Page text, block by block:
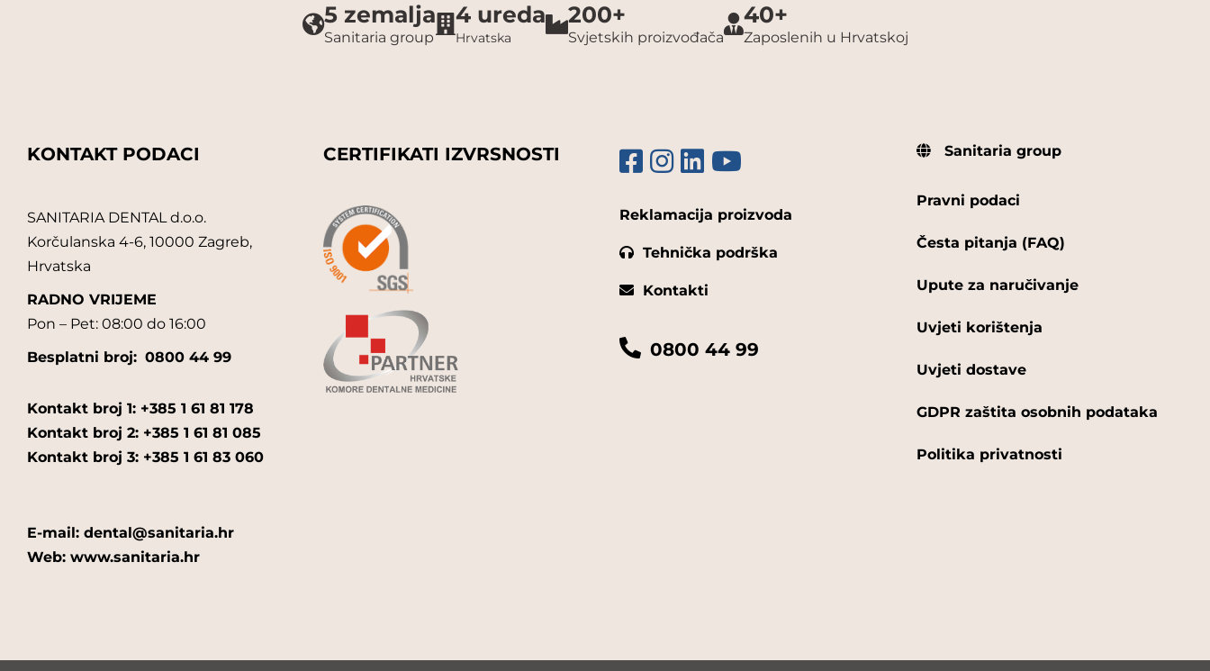
5 zemalja
Sanitaria group
4 ureda
Hrvatska
200+
Svjetskih proizvođača
40+
Zaposlenih u Hrvatskoj
KONTAKT PODACI
SANITARIA DENTAL d.o.o.
Korčulanska 4-6, 10000 Zagreb,
Hrvatska
RADNO VRIJEME
Pon – Pet: 08:00 do 16:00
Besplatni broj: 0800 44 99
Kontakt broj 1: +385 1 61 81 178
Kontakt broj 2: +385 1 61 81 085
Kontakt broj 3: +385 1 61 83 060
E-mail: dental@sanitaria.hr
Web: www.sanitaria.hr
CERTIFIKATI IZVRSNOSTI
Reklamacija proizvoda
Tehnička podrška
Kontakti
0800 44 99
Sanitaria group
Pravni podaci
Česta pitanja (FAQ)
Upute za naručivanje
Uvjeti korištenja
Uvjeti dostave
GDPR zaštita osobnih podataka
Politika privatnosti